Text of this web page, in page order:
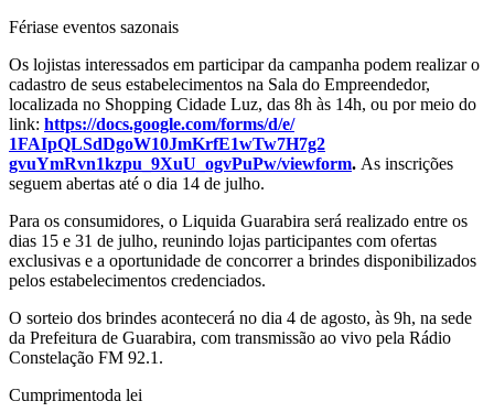
Fériase eventos sazonais
Os lojistas interessados em participar da campanha podem realizar o
cadastro de seus estabelecimentos na Sala do Empreendedor,
localizada no Shopping Cidade Luz, das 8h às 14h, ou por meio do
link: https://docs.google.com/forms/d/e/
1FAIpQLSdDgoW10JmKrfE1wTw7H7g2
gvuYmRvn1kzpu_9XuU_ogvPuPw/viewform. As inscrições
seguem abertas até o dia 14 de julho.
Para os consumidores, o Liquida Guarabira será realizado entre os
dias 15 e 31 de julho, reunindo lojas participantes com ofertas
exclusivas e a oportunidade de concorrer a brindes disponibilizados
pelos estabelecimentos credenciados.
O sorteio dos brindes acontecerá no dia 4 de agosto, às 9h, na sede
da Prefeitura de Guarabira, com transmissão ao vivo pela Rádio
Constelação FM 92.1.
Cumprimentoda lei